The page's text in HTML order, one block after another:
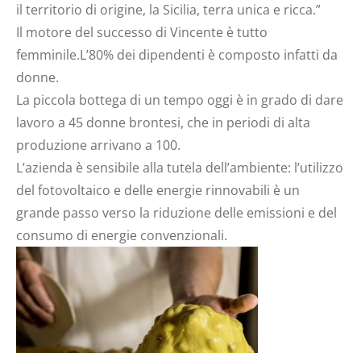
il territorio di origine, la Sicilia, terra unica e ricca.”
Il motore del successo di Vincente è tutto
femminile.L’80% dei dipendenti è composto infatti da
donne.
La piccola bottega di un tempo oggi è in grado di dare
lavoro a 45 donne brontesi, che in periodi di alta
produzione arrivano a 100.
L’azienda è sensibile alla tutela dell’ambiente: l’utilizzo
del fotovoltaico e delle energie rinnovabili è un
grande passo verso la riduzione delle emissioni e del
consumo di energie convenzionali.